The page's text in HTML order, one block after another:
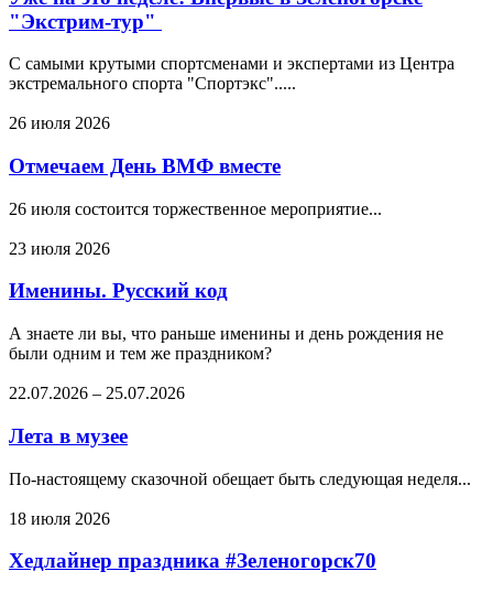
"Экстрим-тур"
С самыми крутыми спортсменами и экспертами из Центра
экстремального спорта "Спортэкс".....
26 июля 2026
Отмечаем День ВМФ вместе
26 июля состоится торжественное мероприятие...
23 июля 2026
Именины. Русский код
А знаете ли вы, что раньше именины и день рождения не
были одним и тем же праздником?
22.07.2026 – 25.07.2026
Лета в музее
По-настоящему сказочной обещает быть следующая неделя...
18 июля 2026
Хедлайнер праздника #Зеленогорск70